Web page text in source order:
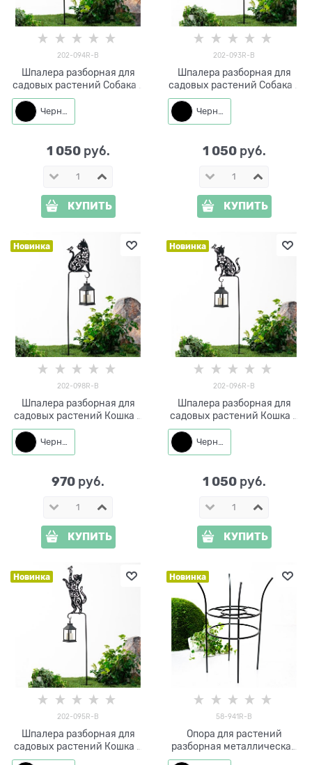
202-094R-B
Шпалера разборная для
садовых растений Собака с
бабочкой 202-094R h=125
Черный
1 050 руб.
КУПИТЬ
202-093R-B
Шпалера разборная для
садовых растений Собака с
бабочкой 202-093R h=122
Черный
1 050 руб.
КУПИТЬ
Новинка
202-098R-B
Шпалера разборная для
садовых растений Кошка с
бабочкой 202-098R h=118
Черный
970 руб.
КУПИТЬ
Новинка
202-096R-B
Шпалера разборная для
садовых растений Кошка с
бабочкой 202-096R h=123
Черный
1 050 руб.
КУПИТЬ
Новинка
202-095R-B
Шпалера разборная для
садовых растений Кошка с
бабочкой 202-095R h=138
Новинка
58-941R-B
Опора для растений
разборная металлическая
58-941R высота 70 см